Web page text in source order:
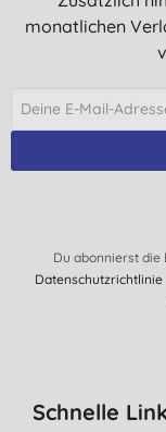
monatlichen
Du abonnierst die
Datenschutzrichtlinie
Schnelle